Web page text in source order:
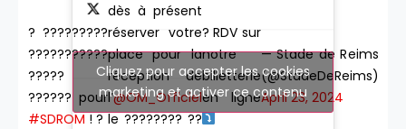
? ?????????
???????????
?????
?????? pour
#SDROM! ?
dès à présent
réserver votre
place pour la
réception de
l’@OM_Officiel
le ???????? ??
? RDV sur
notre
billetterie
en ligne
— Stade de Reims
(@StadeDeReims)
April 23, 2024
Cliquez pour accepter les cookies
marketing et activer ce contenu